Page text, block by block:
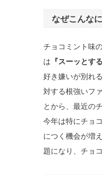
なぜこんな
チョコミント味
は 『スーッとす
好き嫌いが別れ
対する根強いフ
とから、最近の
今年は特にチョ
につく機会が増
題になり、チョ